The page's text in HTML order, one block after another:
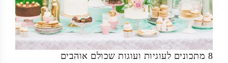
8 מתכונים לעוגיות ועוגות שכולם אוהבים